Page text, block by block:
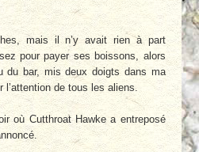
mais il n’y avait rien à part
pour payer ses boissons, alors
du bar, mis deux doigts dans ma
l’attention de tous les aliens.
où Cutthroat Hawke a entreposé